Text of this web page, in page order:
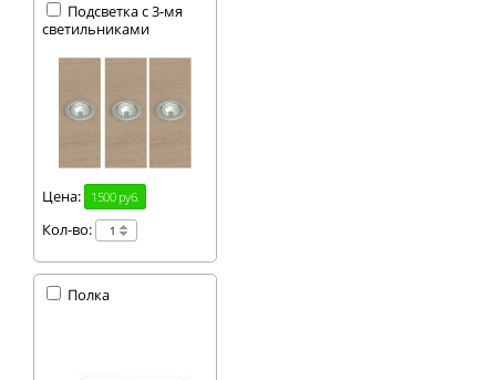
Подсветка с 3-мя
светильниками
Цена: 1500 руб.
Кол-во:
Полка